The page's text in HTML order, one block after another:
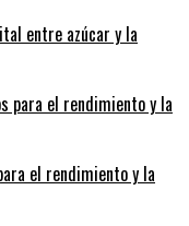
entre azúcar y la
el rendimiento y la